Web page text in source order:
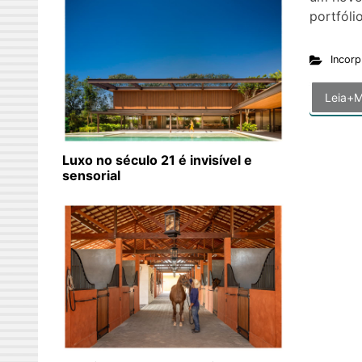
Incorp
Luxo no século 21 é invisível e
sensorial